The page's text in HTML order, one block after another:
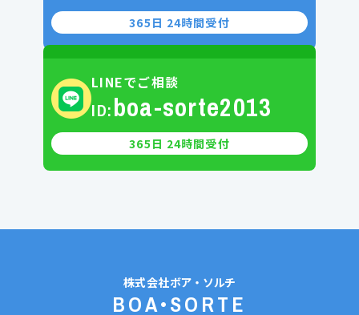
365日 24時間受付
LINEでご相談
ID:boa-sorte2013
365日 24時間受付
株式会社ボア・ソルチ
BOA•SORTE